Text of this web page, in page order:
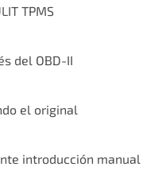
TPMS
del OBD-II
el original
introducción manual